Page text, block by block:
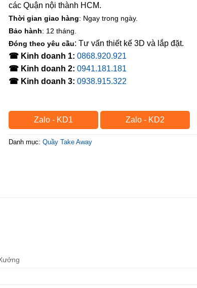
các Quận nội thành HCM.
Thời gian giao hàng: Ngay trong ngày.
Bảo hành: 12 tháng.
Đóng theo yêu cầu: Tư vấn thiết kế 3D và lắp đặt.
☎ Kinh doanh 1: 0868.920.921
☎ Kinh doanh 2: 0941.181.181
☎ Kinh doanh 3: 0938.915.322
Zalo - KD1 Zalo - KD2
Danh mục: Quầy Take Away